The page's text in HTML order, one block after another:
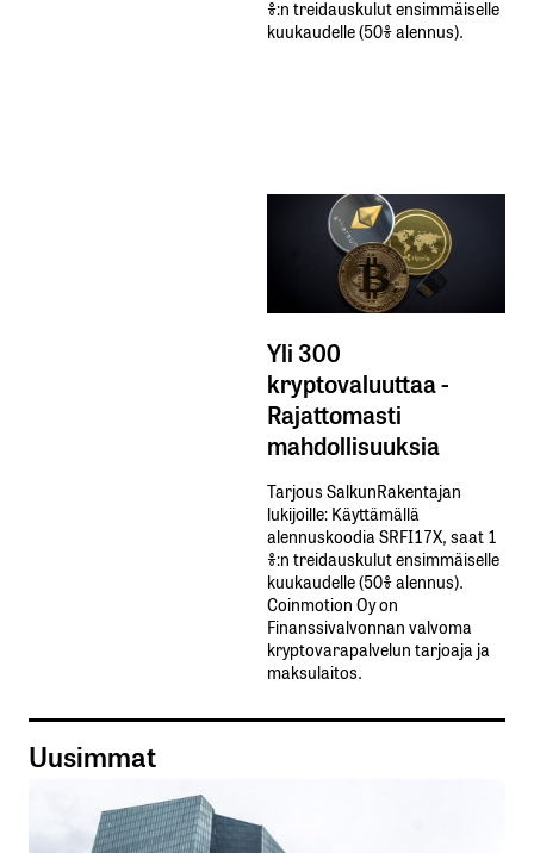
%:n treidauskulut​ ​ensimmäiselle​ ​
kuukaudelle​ ​(50%​ ​alennus).
Yli 300
kryptovaluuttaa -
Rajattomasti
mahdollisuuksia
Tarjous SalkunRakentajan
lukijoille: Käyttämällä​ ​
alennuskoodia​ ​SRFI17X,​ ​saat​ ​1
%:n treidauskulut​ ​ensimmäiselle​ ​
kuukaudelle​ ​(50%​ ​alennus).
Coinmotion Oy on
Finanssivalvonnan valvoma
kryptovarapalvelun tarjoaja ja
maksulaitos.
Uusimmat